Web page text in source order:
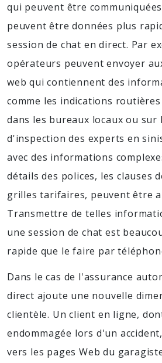
qui peuvent être
peuvent être données plus
session de chat en direct. Par
opérateurs peuvent envoyer
web qui contiennent des
comme les indications
dans les bureaux locaux ou sur
d'inspection des experts en
avec des informations
détails des polices, les clauses
grilles tarifaires, peuvent être
Transmettre de telles
une session de chat est
rapide que le faire par
Dans le cas de l'assurance
direct ajoute une nouvelle
clientèle. Un client en ligne,
endommagée lors d'un
vers les pages Web du